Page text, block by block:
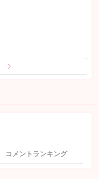
コメントランキング